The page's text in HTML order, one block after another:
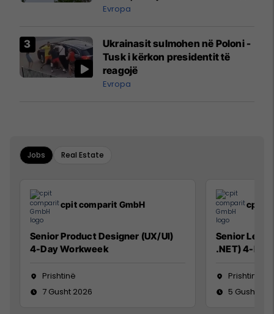
ngritën në ajër për të
Mançesterit
Evropa
Ukrainasit sulmohen në Poloni -
Tusk i kërkon presidentit të
reagojë
Evropa
Jobs Real Estate
cpit comparit GmbH
Senior Product Designer (UX/UI)
4-Day Workweek
Prishtinë
7 Gusht 2026
cpit
Senior Lead
.NET) 4-
Prishtinë
5 Gusht